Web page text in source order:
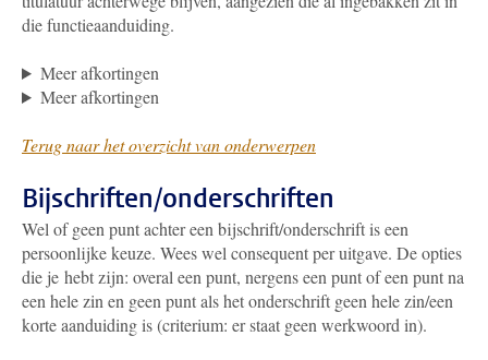
die functieaanduiding.
Meer afkortingen
Meer afkortingen
Terug naar het overzicht van onderwerpen
Bijschriften/onderschriften
Wel of geen punt achter een bijschrift/onderschrift is een
persoonlijke keuze. Wees wel consequent per uitgave. De opties
die je hebt zijn: overal een punt, nergens een punt of een punt na
een hele zin en geen punt als het onderschrift geen hele zin/een
korte aanduiding is (criterium: er staat geen werkwoord in).